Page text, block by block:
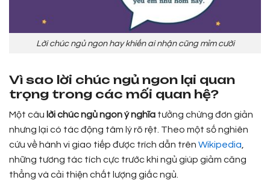
Lời chúc ngủ ngon hay khiến ai nhận cũng mỉm cười
Vì sao lời chúc ngủ ngon lại quan
trọng trong các mối quan hệ?
Một câu lời chúc ngủ ngon ý nghĩa tưởng chừng đơn giản
nhưng lại có tác động tâm lý rõ rệt. Theo một số nghiên
cứu về hành vi giao tiếp được trích dẫn trên Wikipedia
những tương tác tích cực trước khi ngủ giúp giảm căng
thẳng và cải thiện chất lượng giấc ngủ.